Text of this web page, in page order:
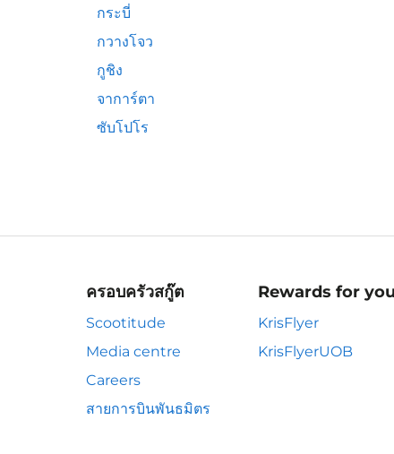
กระบี่
กวางโจว
กูชิง
จาการ์ตา
ซับโปโร
ครอบครัวสกู๊ต
Scootitude
Media centre
Careers
สายการบินพันธมิตร
Rewards for you
KrisFlyer
KrisFlyerUOB